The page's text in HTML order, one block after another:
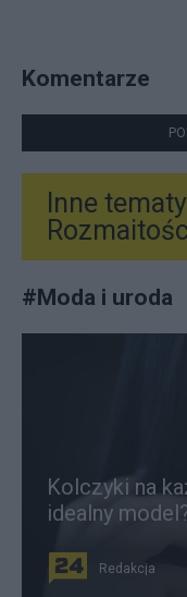
Komentarze
Inne
#Moda i uroda
Kolczyki na
idealny
Redakcja